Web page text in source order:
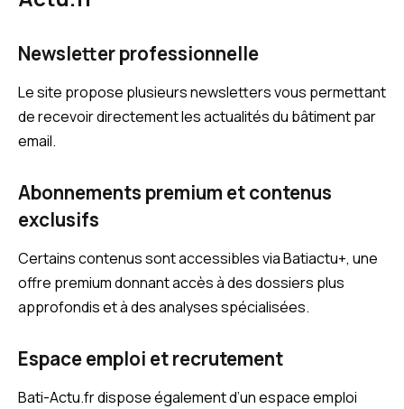
Newsletter professionnelle
Le site propose plusieurs newsletters vous permettant
de recevoir directement les actualités du bâtiment par
email.
Abonnements premium et contenus
exclusifs
Certains contenus sont accessibles via Batiactu+, une
offre premium donnant accès à des dossiers plus
approfondis et à des analyses spécialisées.
Espace emploi et recrutement
Bati-Actu.fr dispose également d’un espace emploi